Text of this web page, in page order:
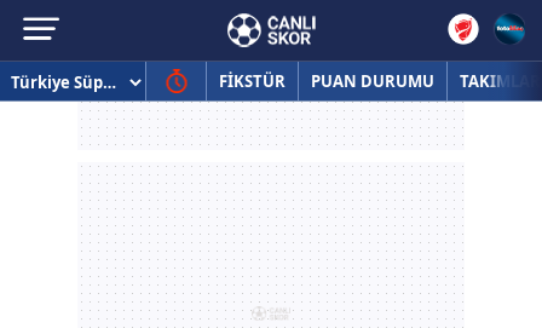
FİKSTÜR PUAN DURUMU TAKIMLAR